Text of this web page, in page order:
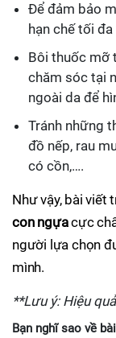
Để đảm bảo
hạn chế tối
Bôi thuốc mỡ
chăm sóc tại
ngoài da để
Tránh những
đồ nếp, rau
có cồn,….
Như vậy, bài viết
con ngựacực
người lựa chọn
mình.
**Lưu ý: Hiệu
Bạn nghĩ sao về bài